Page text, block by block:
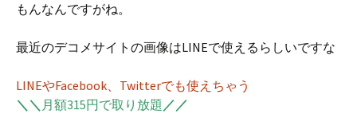
もんなんですがね。
最近のデコメサイトの画像はLINEで使えるらしいですな
LINEやFacebook、Twitterでも使えちゃう
＼＼ 月額315円で取り放題／／